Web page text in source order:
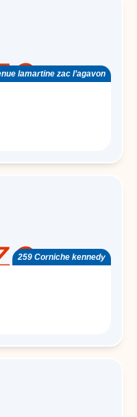
lamartine zac l’agavon
259 Corniche kennedy